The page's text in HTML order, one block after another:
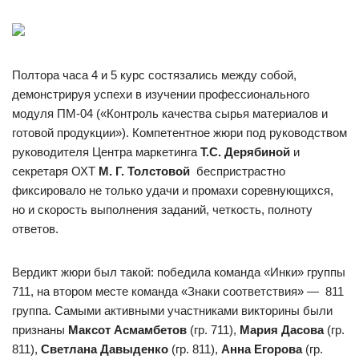
Полтора часа 4 и 5 курс состязались между собой,
демонстрируя успехи в изучении профессионального
модуля ПМ-04 («Контроль качества сырья материалов и
готовой продукции»). Компетентное жюри под руководством
руководителя Центра маркетинга Т.С. Дерябиной и
секретаря ОХТ М. Г. Толстовой беспристрастно
фиксировало не только удачи и промахи соревнующихся,
но и скорость выполнения заданий, четкость, полноту
ответов.
Вердикт жюри был такой: победила команда «Инки» группы
711, на втором месте команда «Знаки соответствия» — 811
группа. Самыми активными участниками викторины были
признаны Максот Асмамбетов (гр. 711), Мария Дасова(гр.
811), Светлана Давыденко (гр. 811), Анна Егорова(гр.